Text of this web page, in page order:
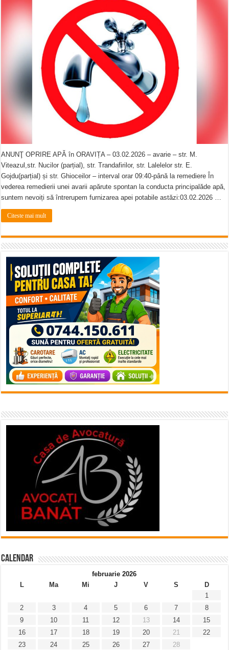
ANUNŢ OPRIRE APĂ în ORAVIȚA – 03.02.2026 – avarie – str. M.
Viteazul,str. Nucilor (parțial), str. Trandafirilor, str. Lalelelor str. E.
Gojdu(parțial) și str. Ghioceilor – interval orar 09:40-până la remediere În
vederea remedierii unei avarii apărute spontan la conducta principalăde apă,
suntem nevoiți să întrerupem furnizarea apei potabile astăzi:03.02.2026 …
Citeste mai mult
Calendar
februarie 2026
L
Ma Mi J V S
D
1
2
3 4 5 6 7
8
9
10 11 12 13 14
15
16
17 18 19 20 21
22
23
24 25 26 27
28